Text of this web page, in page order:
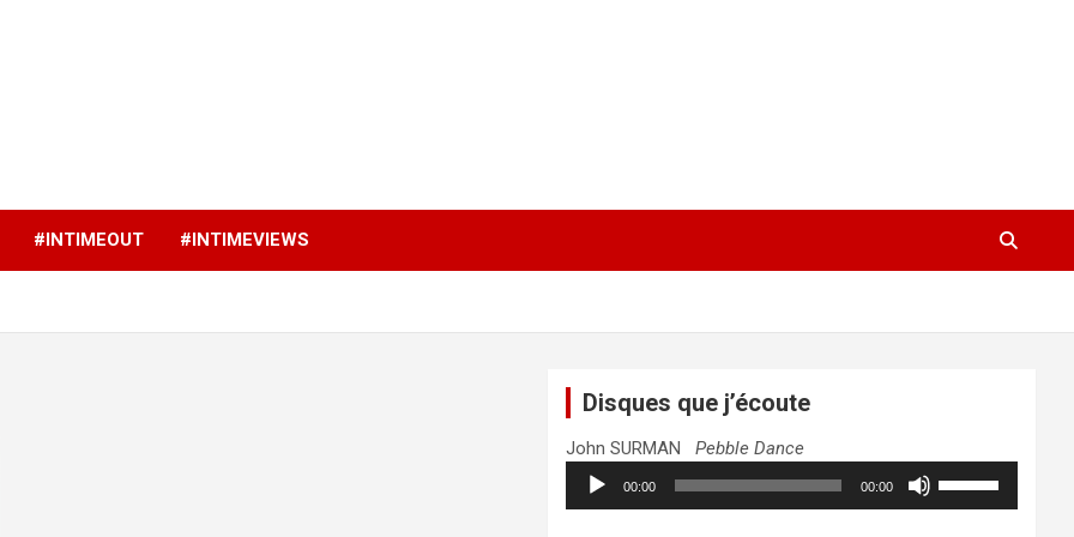
#INTIMEOUT #INTIMEVIEWS
Disques que j’écoute
John SURMANPebble Dance
Lecteur
audio
00:00 00:00